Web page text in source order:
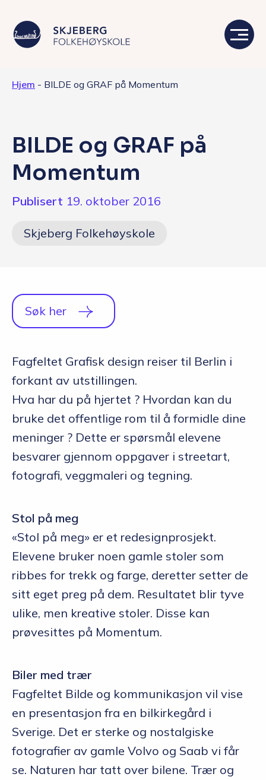
Skolen
Opptakskrav og priser
Søk i dag
Hjem - BILDE og GRAF på Momentum
BILDE og GRAF på
Momentum
Publisert 19. oktober 2016
Skjeberg Folkehøyskole
Søk her
Fagfeltet Grafisk design reiser til Berlin i
forkant av utstillingen.
Hva har du på hjertet ? Hvordan kan du
bruke det offentlige rom til å formidle dine
meninger ? Dette er spørsmål elevene
besvarer gjennom oppgaver i streetart,
fotografi, veggmaleri og tegning.
Stol på meg
«Stol på meg» er et redesignprosjekt.
Elevene bruker noen gamle stoler som
ribbes for trekk og farge, deretter setter de
sitt eget preg på dem. Resultatet blir tyve
ulike, men kreative stoler. Disse kan
prøvesittes på Momentum.
Biler med trær
Fagfeltet Bilde og kommunikasjon vil vise
en presentasjon fra en bilkirkegård i
Sverige. Det er sterke og nostalgiske
fotografier av gamle Volvo og Saab vi får
se. Naturen har tatt over bilene. Trær og